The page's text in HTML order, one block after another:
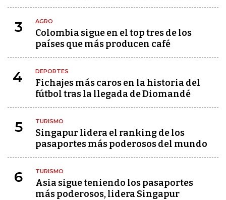
3 AGRO
Colombia sigue en el top tres de los
países que más producen café
4 DEPORTES
Fichajes más caros en la historia del
fútbol tras la llegada de Diomandé
5 TURISMO
Singapur lidera el ranking de los
pasaportes más poderosos del mundo
6 TURISMO
Asia sigue teniendo los pasaportes
más poderosos, lidera Singapur